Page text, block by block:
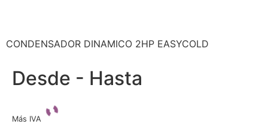
CONDENSADOR DINAMICO 2HP EASYCOLD
Desde - Hasta
Más IVA